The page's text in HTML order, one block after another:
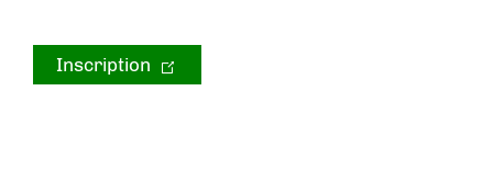
Inscription